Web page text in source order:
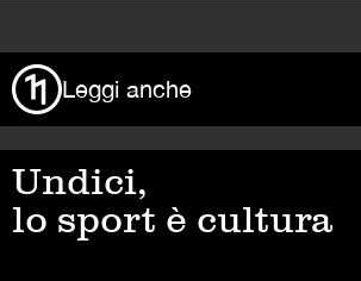
Leggi anche
Undici,
lo sport è cultura